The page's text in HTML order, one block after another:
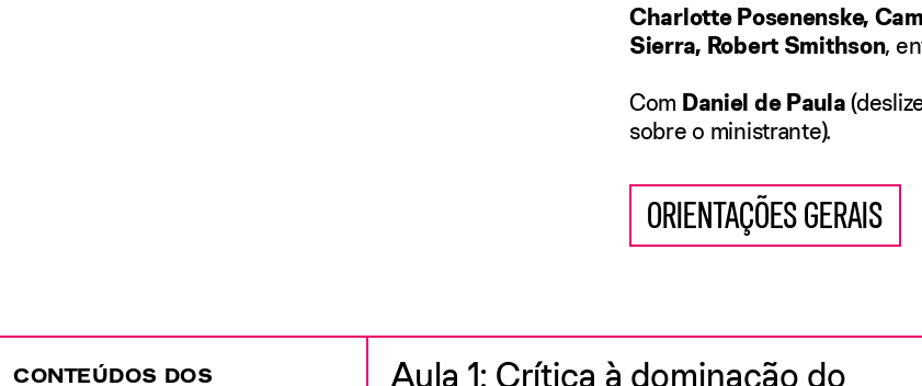
Charlotte Posenenske,
Sierra, Robert Smithson,
Com Daniel de Paula
sobre o ministrante).
ORIENTAÇÕES GERAIS
CONTEÚDOS DOS
Aula 1: Crítica à dominação do